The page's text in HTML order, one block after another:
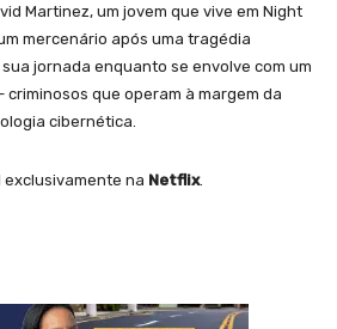
Martinez, um jovem que vive em Night
mercenário após uma tragédia
jornada enquanto se envolve com um
que operam à margem da
cibernética.
exclusivamente na Netflix.